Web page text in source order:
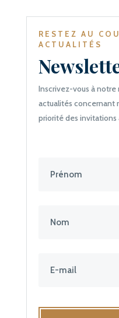
RESTEZ AU
ACTUALITÉS
Inscrivez-vous à
actualités concernant
priorité des